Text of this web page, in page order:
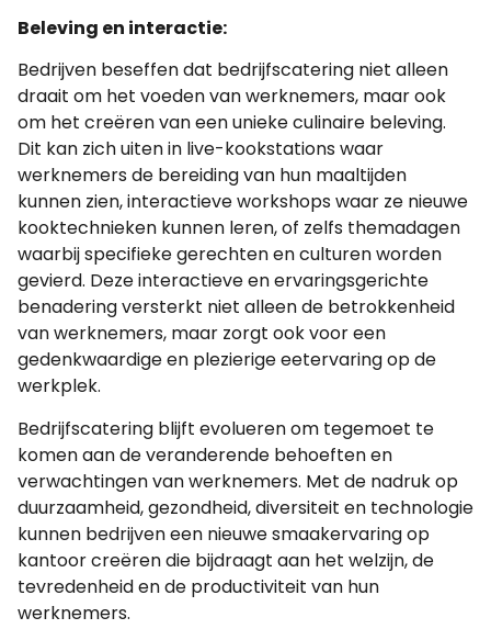
Beleving en interactie:
Bedrijven beseffen dat bedrijfscatering niet alleen
draait om het voeden van werknemers, maar ook
om het creëren van een unieke culinaire beleving.
Dit kan zich uiten in live-kookstations waar
werknemers de bereiding van hun maaltijden
kunnen zien, interactieve workshops waar ze nieuwe
kooktechnieken kunnen leren, of zelfs themadagen
waarbij specifieke gerechten en culturen worden
gevierd. Deze interactieve en ervaringsgerichte
benadering versterkt niet alleen de betrokkenheid
van werknemers, maar zorgt ook voor een
gedenkwaardige en plezierige eetervaring op de
werkplek.
Bedrijfscatering blijft evolueren om tegemoet te
komen aan de veranderende behoeften en
verwachtingen van werknemers. Met de nadruk op
duurzaamheid, gezondheid, diversiteit en technologie
kunnen bedrijven een nieuwe smaakervaring op
kantoor creëren die bijdraagt aan het welzijn, de
tevredenheid en de productiviteit van hun
werknemers.